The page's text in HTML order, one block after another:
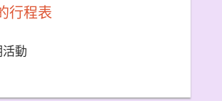
行程表
動